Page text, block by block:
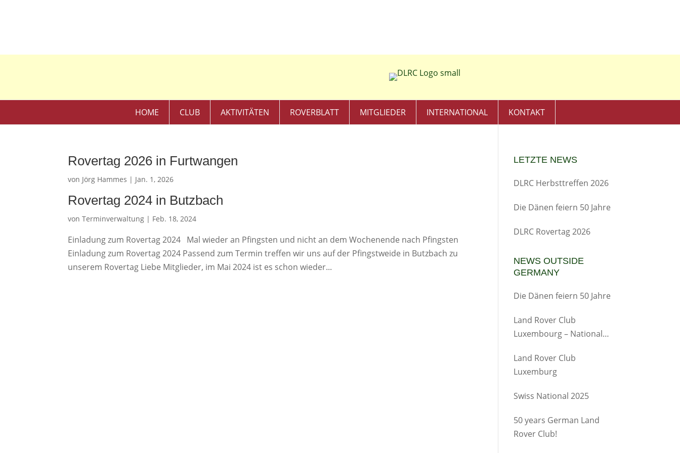
HOME CLUB AKTIVITÄTEN ROVERBLATT MITGLIEDER INTERNATIONAL KONTAKT
Rovertag 2026 in Furtwangen
von Jörg Hammes | Jan. 1, 2026
Rovertag 2024 in Butzbach
vonTerminverwaltung | Feb. 18, 2024
Einladung zum Rovertag 2024 Mal wieder an Pfingsten und nicht an dem Wochenende nach Pfingsten
Einladung zum Rovertag 2024 Passend zum Termin treffen wir uns auf der Pfingstweide in Butzbach zu
unserem Rovertag Liebe Mitglieder, im Mai 2024 ist es schon wieder...
LETZTE NEWS
DLRC Herbsttreffen 2026
Die Dänen feiern 50 Jahre
DLRC Rovertag 2026
NEWS OUTSIDE
GERMANY
Die Dänen feiern 50 Jahre
Land Rover Club
Luxembourg – Nationales
Land Rover Club
Luxemburg
Swiss National 2025
50 years German Land
Rover Club!